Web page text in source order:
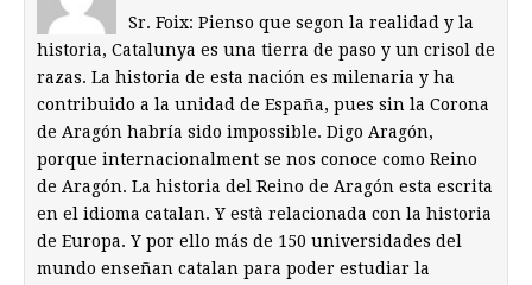
Sr. Foix: Pienso que segon la realidad y la
historia, Catalunya es una tierra de paso y un crisol de
razas. La historia de esta nación es milenaria y ha
contribuido a la unidad de España, pues sin la Corona
de Aragón habría sido impossible. Digo Aragón,
porque internacionalment se nos conoce como Reino
de Aragón. La historia del Reino de Aragón esta escrita
en el idioma catalan. Y està relacionada con la historia
de Europa. Y por ello más de 150 universidades del
mundo enseñan catalan para poder estudiar la